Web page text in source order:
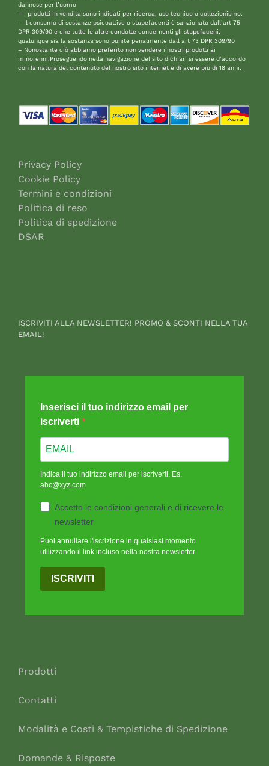
dannose per l’uomo
– I prodotti in vendita sono indicati per ricerca, uso tecnico o collezionismo.
– Il consumo di sostanze psicoattive o stupefacenti è sanzionato dall’art 75
DPR 309/90 e che tutte le altre condotte concernenti gli stupefaceni,
qualunque sia la sostanza sono punite penalmente dall art 73 DPR 309/90
– Nonostante ciò abbiamo preferito non vendere i nostri prodotti ai
minorenni.Proseguendo nella navigazione del sito dichiari si essere d’accordo
con la natura del contenuto del nostro sito internet e di avere più di 18 anni.
Privacy Policy
Cookie Policy
Termini e condizioni
Politica di reso
Politica di spedizione
DSAR
ISCRIVITI ALLA NEWSLETTER! PROMO & SCONTI NELLA TUA
EMAIL!
Inserisci il tuo indirizzo email per
iscriverti
Indica il tuo indirizzo email per iscriverti. Es.
abc@xyz.com
Accetto le condizioni generali e di ricevere le
newsletter
Puoi annullare l'iscrizione in qualsiasi momento
utilizzando il link incluso nella nostra newsletter.
ISCRIVITI
Prodotti
Contatti
Modalità e Costi & Tempistiche di Spedizione
Domande & Risposte